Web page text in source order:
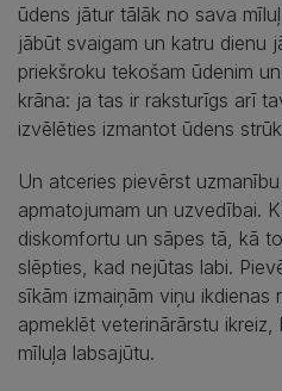
ūdens jātur tālāk no sava
jābūt svaigam un katru dienu
priekšroku tekošam ūdenim
krāna: ja tas ir raksturīgs arī
izvēlēties izmantot ūdens
Un atceries pievērst
apmatojumam un uzvedībai.
diskomfortu un sāpes tā, kā
slēpties, kad nejūtas labi.
sīkām izmaiņām viņu ikdienas
apmeklēt veterinārārstu
mīluļa labsajūtu.